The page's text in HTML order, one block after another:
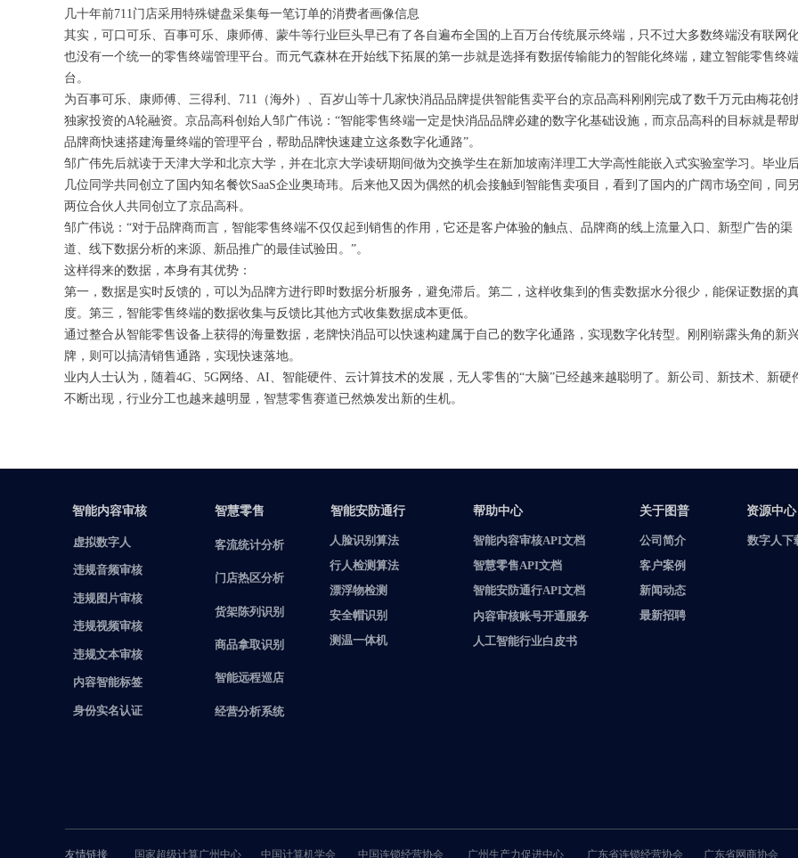
几十年前711门店采用特殊键盘采集每一笔订单的消费者画像信息
其实，可口可乐、百事可乐、康师傅、蒙牛等行业巨头早已有了各自遍布全国的上百万台传统展示终端，只不过大多数终端没有联网化
也没有一个统一的零售终端管理平台。而元气森林在开始线下拓展的第一步就是选择有数据传输能力的智能化终端，建立智能零售终
台。
为百事可乐、康师傅、三得利、711（海外）、百岁山等十几家快消品品牌提供智能售卖平台的京品高科刚刚完成了数千万元由梅花创
独家投资的A轮融资。京品高科创始人邹广伟说：“智能零售终端一定是快消品品牌必建的数字化基础设施，而京品高科的目标就是帮
品牌商快速搭建海量终端的管理平台，帮助品牌快速建立这条数字化通路”。
邹广伟先后就读于天津大学和北京大学，并在北京大学读研期间做为交换学生在新加坡南洋理工大学高性能嵌入式实验室学习。毕业
几位同学共同创立了国内知名餐饮SaaS企业奥琦玮。后来他又因为偶然的机会接触到智能售卖项目，看到了国内的广阔市场空间，同
两位合伙人共同创立了京品高科。
邹广伟说：“对于品牌商而言，智能零售终端不仅仅起到销售的作用，它还是客户体验的触点、品牌商的线上流量入口、新型广告的渠
道、线下数据分析的来源、新品推广的最佳试验田。”。
这样得来的数据，本身有其优势：
第一，数据是实时反馈的，可以为品牌方进行即时数据分析服务，避免滞后。第二，这样收集到的售卖数据水分很少，能保证数据的
度。第三，智能零售终端的数据收集与反馈比其他方式收集数据成本更低。
通过整合从智能零售设备上获得的海量数据，老牌快消品可以快速构建属于自己的数字化通路，实现数字化转型。刚刚崭露头角的新
牌，则可以搞清销售通路，实现快速落地。
业内人士认为，随着4G、5G网络、AI、智能硬件、云计算技术的发展，无人零售的“大脑”已经越来越聪明了。新公司、新技术、新硬
不断出现，行业分工也越来越明显，智慧零售赛道已然焕发出新的生机。
虚拟数字人
违规音频审核
违规图片审核
违规视频审核
违规文本审核
内容智能标签
身份实名认证
客流统计分析
门店热区分析
货架陈列识别
商品拿取识别
智能远程巡店
经营分析系统
人脸识别算法
行人检测算法
漂浮物检测
安全帽识别
测温一体机
智能内容审核API文档
智慧零售API文档
智能安防通行API文档
内容审核账号开通服务
人工智能行业白皮书
公司简介
客户案例
新闻动态
最新招聘
智能内容审核 智慧零售 智能安防通行 帮助中心 关于图普
友情链接 国家超级计算广州中心 中国计算机学会 中国连锁经营协会 广州生产力促进中心 广东省连锁经营协会 广东省网商协会
资源中心
数字人下
资源中心